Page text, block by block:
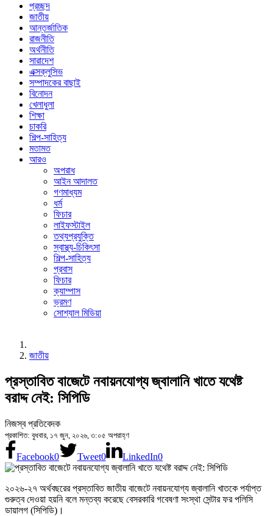
প্রচ্ছদ
জাতীয়
আন্তর্জাতিক
রাজনীতি
অর্থনীতি
সারাদেশ
এক্সক্লুসিভ
সম্পাদকের বাছাই
বিনোদন
খেলাধুলা
শিক্ষা
চাকরি
শিল্প-সাহিত্য
মতামত
আরও
অপরাধ
আইন আদালত
গণমাধ্যম
ধর্ম
ফিচার
লাইফস্টাইল
তথ্যপ্রযুক্তি
স্বাস্থ্য-চিকিৎসা
শিল্প-সাহিত্য
প্রবাস
ফিচার
ক্যাম্পাস
ভ্রমণ
সোশ্যাল মিডিয়া
জাতীয়
প্রস্তাবিত বাজেটে নবায়নযোগ্য জ্বালানি খাতে যথেষ্ট
বরাদ্দ নেই: সিপিডি
নিজস্ব প্রতিবেদক
প্রকাশিত: বুধবার, ১৭ জুন, ২০২৬, ৩:০৫ অপরাহ্ণ
Facebook0 Tweet0 LinkedIn0
২০২৬-২৭ অর্থবছরের প্রস্তাবিত জাতীয় বাজেটে নবায়নযোগ্য জ্বালানি খাতকে পর্যাপ্ত
গুরুত্ব দেওয়া হয়নি বলে মন্তব্য করেছে বেসরকারি গবেষণা সংস্থা সেন্টার ফর পলিসি
ডায়ালগ (সিপিডি)।